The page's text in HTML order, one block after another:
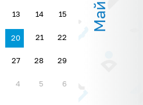
13 14 15
20 21 22
27 28 29
4 5 6
Май